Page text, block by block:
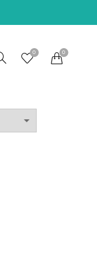
0 0